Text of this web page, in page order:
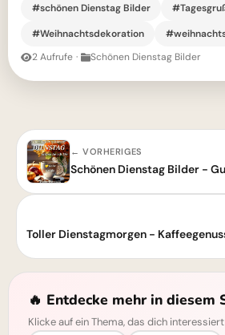
#schönen Dienstag Bilder
#Weihnachtsdekoration
2 Aufrufe · Schönen Dienstag Bilder
← VORHERIGES
🔥 Entdecke mehr in diesem
Klicke auf ein Thema, das dich interessiert